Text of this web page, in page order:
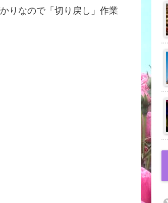
りなので「切り戻し」作業